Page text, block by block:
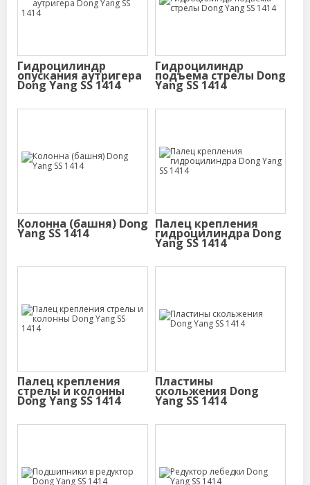
Гидроцилиндр
опускания аутригера
Dong Yang SS 1414
Гидроцилиндр
подъема стрелы Dong
Yang SS 1414
Колонна (башня) Dong
Yang SS 1414
Палец крепления
гидроцилиндра Dong
Yang SS 1414
Палец крепления
стрелы и колонны
Dong Yang SS 1414
Пластины
скольжения Dong
Yang SS 1414